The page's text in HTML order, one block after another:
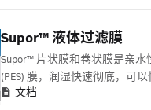
Supor™ 液体过滤膜
Supor™ 片状膜和卷状膜是亲水
(PES) 膜，润湿快速彻底，可
溶性试剂，去除输液治疗、无
文档